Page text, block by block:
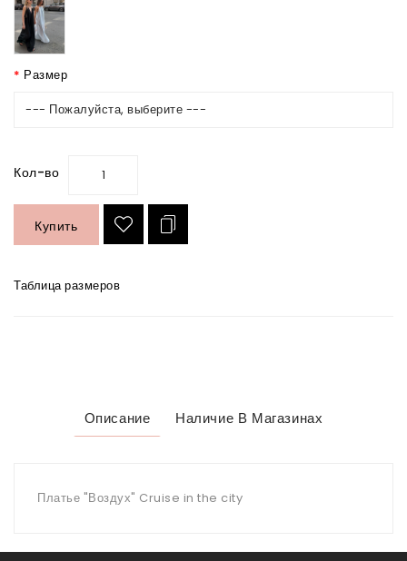
Размер
--- Пожалуйста, выберите ---
Кол-во
Купить
Таблица размеров
Описание Наличие В Магазинах
Платье "Воздух" Cruise in the city